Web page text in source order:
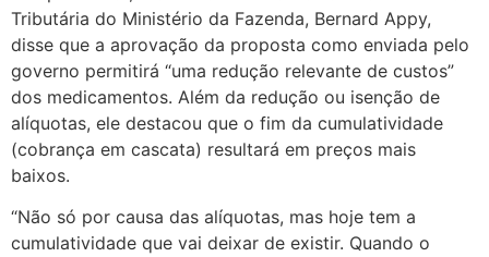
Tributária do Ministério da Fazenda, Bernard Appy,
disse que a aprovação da proposta como enviada pelo
governo permitirá “uma redução relevante de custos”
dos medicamentos. Além da redução ou isenção de
alíquotas, ele destacou que o fim da cumulatividade
(cobrança em cascata) resultará em preços mais
baixos.
“Não só por causa das alíquotas, mas hoje tem a
cumulatividade que vai deixar de existir. Quando o